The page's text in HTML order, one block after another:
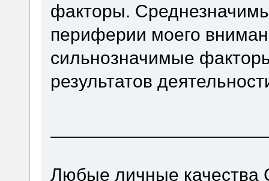
факторы.
периферии моего
сильнозначимые
результатов
Любые личные качества